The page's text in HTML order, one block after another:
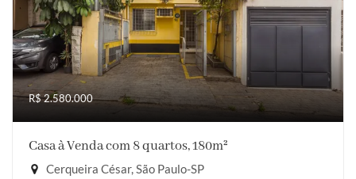
R$ 2.580.000
Casa à Venda com 8 quartos, 180m²
Cerqueira César, São Paulo-SP